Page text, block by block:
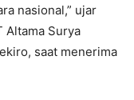
nasional,” ujar
Altama Surya
saat menerima